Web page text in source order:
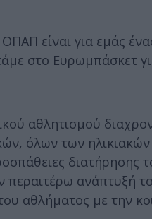
είναι για εμάς
στο Ευρωμπάσκετ
αθλητισμού
όλων των
διατήρησης
περαιτέρω ανάπτυξή
αθλήματος με την